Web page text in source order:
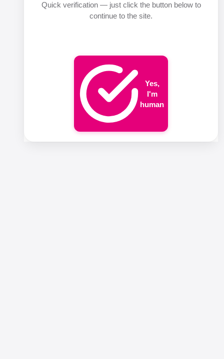
Quick verification — just click the button below to
continue to the site.
Yes,
I'm
human